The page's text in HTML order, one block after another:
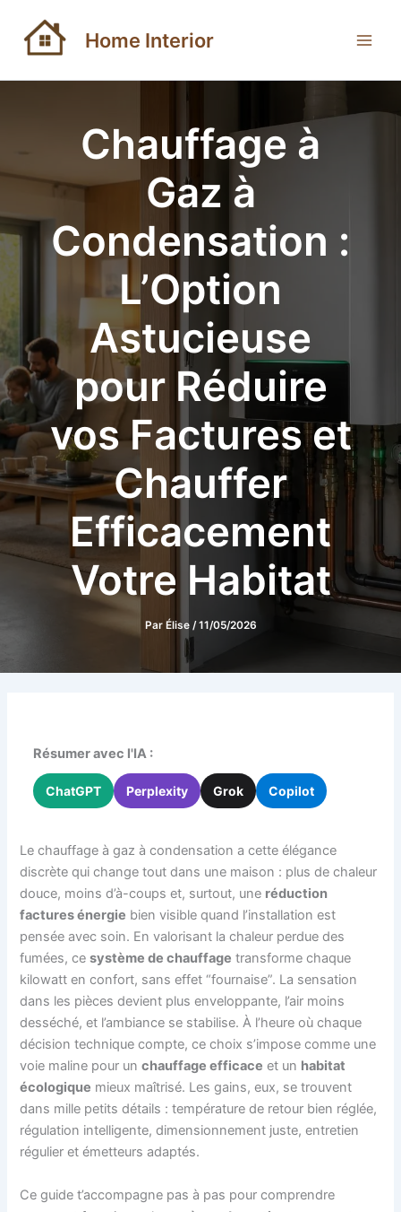
contenu
Home Interior
Chauffage à
Gaz à
Condensation :
L’Option
Astucieuse
pour Réduire
vos Factures et
Chauffer
Efficacement
Votre Habitat
Par Élise /11/05/2026
Résumer avec l'IA :
ChatGPT Perplexity Grok Copilot
Le chauffage à gaz à condensation a cette élégance
discrète qui change tout dans une maison : plus de chaleur
douce, moins d’à-coups et, surtout, une réduction
factures énergie bien visible quand l’installation est
pensée avec soin. En valorisant la chaleur perdue des
fumées, cesystème de chauffage transforme chaque
kilowatt en confort, sans effet “fournaise”. La sensation
dans les pièces devient plus enveloppante, l’air moins
desséché, et l’ambiance se stabilise. À l’heure où chaque
décision technique compte, ce choix s’impose comme une
voie maline pour unchauffage efficace et un habitat
écologique mieux maîtrisé. Les gains, eux, se trouvent
dans mille petits détails : température de retour bien réglée,
régulation intelligente, dimensionnement juste, entretien
régulier et émetteurs adaptés.
Ce guide t’accompagne pas à pas pour comprendre